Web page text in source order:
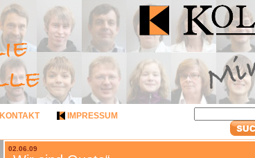
KONTAKT IMPRESSUM
02.06.09